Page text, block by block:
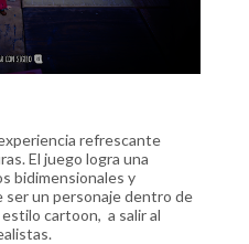
refrescante
El juego logra una
bidimensionales y
ser un personaje dentro de
cartoon, a salir al